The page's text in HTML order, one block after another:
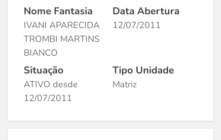
Nome Fantasia
IVANI APARECIDA
TROMBI MARTINS
BIANCO
Data Abertura
12/07/2011
Situação
ATIVO desde
12/07/2011
Tipo Unidade
Matriz